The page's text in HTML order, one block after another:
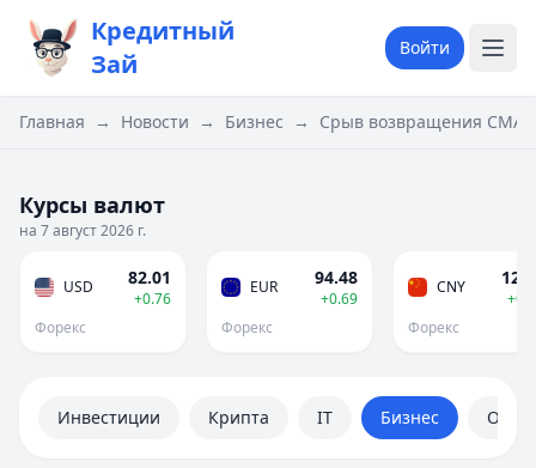
Кредитный
Зай
Войти
Главная → Новости → Бизнес → Срыв возвращения CMA
Курсы валют
на 7 август 2026 г.
USD 82.01
+0.76
Форекс
EUR 94.48
+0.69
Форекс
CNY
Форекс
Инвестиции Крипта IT Бизнес